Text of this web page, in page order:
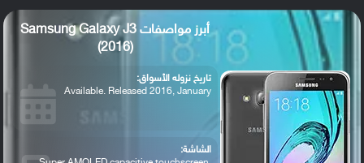
أبرز مواصفات Samsung Galaxy J3
(2016)
تاريخ نزوله الأسواق:
Available. Released 2016, January
الشاشة: